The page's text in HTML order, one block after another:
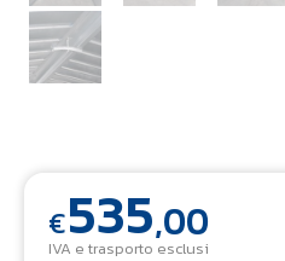
€535,00
IVA e trasporto esclusi